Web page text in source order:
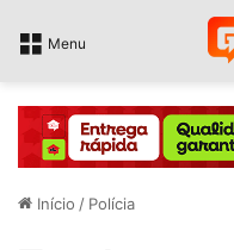
Menu
Início / Polícia